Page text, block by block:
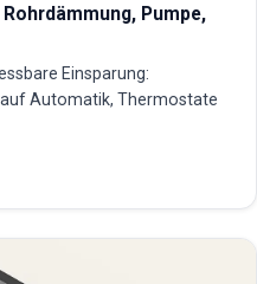
Pumpe,
Einsparung:
Automatik, Thermostate